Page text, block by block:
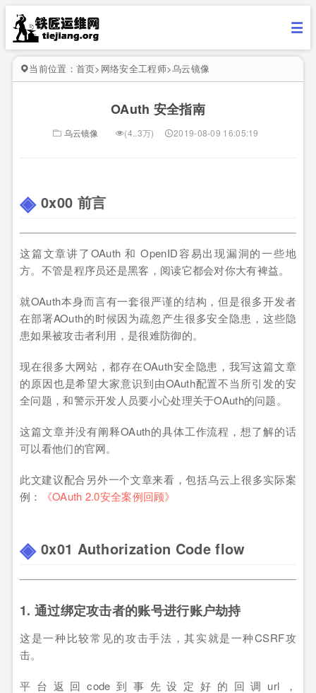
当前位置： 首页> 网络安全工程师>乌云镜像
OAuth 安全指南
乌云镜像 (4..3万) 2019-08-09 16:05:19
0x00 前言
这篇文章讲了OAuth 和 OpenID容易出现漏洞的一些地
方。不管是程序员还是黑客，阅读它都会对你大有裨益。
就OAuth本身而言有一套很严谨的结构，但是很多开发者
在部署AOuth的时候因为疏忽产生很多安全隐患，这些隐
患如果被攻击者利用，是很难防御的。
现在很多大网站，都存在OAuth安全隐患，我写这篇文章
的原因也是希望大家意识到由OAuth配置不当所引发的安
全问题，和警示开发人员要小心处理关于OAuth的问题。
这篇文章并没有阐释OAuth的具体工作流程，想了解的话
可以看他们的官网。
此文建议配合另外一个文章来看，包括乌云上很多实际案
例：
《OAuth 2.0安全案例回顾》
0x01 Authorization Code flow
1. 通过绑定攻击者的账号进行账户劫持
这是一种比较常见的攻击手法，其实就是一种CSRF攻
击。
平台返回code到事先设定好的回调url，